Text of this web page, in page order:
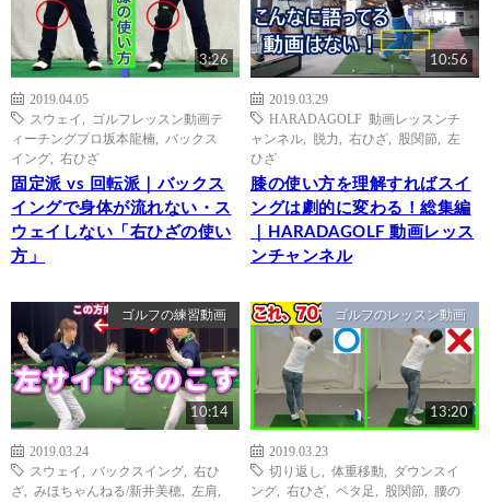
3:26
2019.04.05
スウェイ
ゴルフレッスン動画テ
ィーチングプロ坂本龍楠
バックス
イング
右ひざ
固定派 vs 回転派｜バックス
イングで身体が流れない・ス
ウェイしない「右ひざの使い
方」
10:56
2019.03.29
HARADAGOLF 動画レッスンチ
ャンネル
脱力 右ひざ 股関節
左
ひざ
膝の使い方を理解すればスイ
ングは劇的に変わる！総集編
｜HARADAGOLF 動画レッス
ンチャンネル
ゴルフの練習動画
10:14
2019.03.24
スウェイ
バックスイング
右ひ
ざ
みほちゃんねる/新井美穂 左肩
ゴルフのレッスン動画
13:20
2019.03.23
切り返し
体重移動
ダウンスイ
ング
右ひざ ベタ足 股関節
腰の